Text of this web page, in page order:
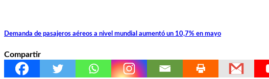
Demanda de pasajeros aéreos a nivel mundial aumentó un 10,7% en mayo
Compartir